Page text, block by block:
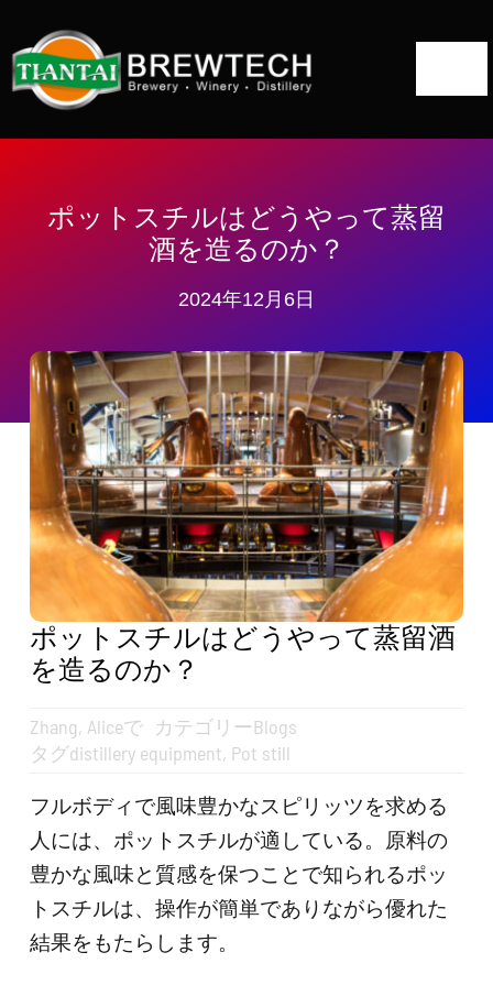
ン
テ
ツ
ビ
ョ
ン
について
蒸留所ソリューション
プロジェクト
ブログ
お見積もり
索
す
る：日本語
ポットスチルはどうやって蒸留
酒を造るのか？
2024年12月6日
ポットスチルはどうやって蒸留酒
を造るのか？
Zhang, Aliceで カテゴリーBlogs
タグdistillery equipment, Pot still
フルボディで風味豊かなスピリッツを求める
人には、ポットスチルが適している。原料の
豊かな風味と質感を保つことで知られるポッ
トスチルは、操作が簡単でありながら優れた
結果をもたらします。